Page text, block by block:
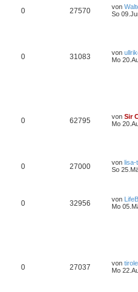
0 27570 von
So
0 31083 von
Mo
0 62795 von Sir
Mo
0 27000 von lisa-
So
0 32956 von
Mo
0 27037 von
Mo